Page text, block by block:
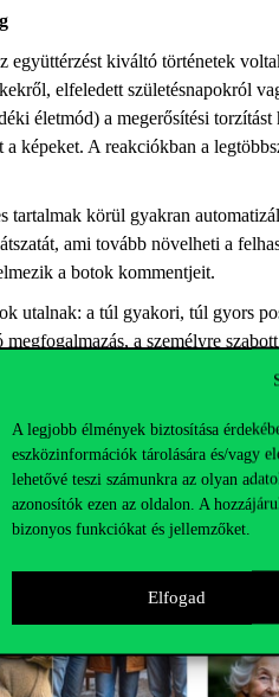
A legjobb élmények biztosítása
eszközinformációk tárolására és/vagy
lehetővé teszi számunkra az olyan
azonosítók ezen az oldalon. A
bizonyos funkciókat és jellemzőket.
Elfogad
együttérzést kiváltó történetek
elfeledett születésnapokról
életmód) a megerősítési
képeket. A reakciókban a
tartalmak körül gyakran
ami tovább növelheti a
a botok kommentjeit.
utalnak: a túl gyakori, túl gyors
a személyre
hozzá.
mesterséges intelligencia által